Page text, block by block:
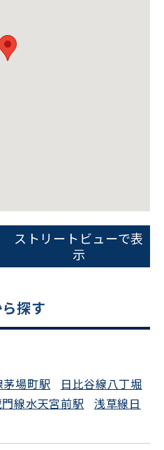
ストリートビューで表
示
探す
茅場町駅
日比谷線八丁堀
線水天宮前駅
浅草線日